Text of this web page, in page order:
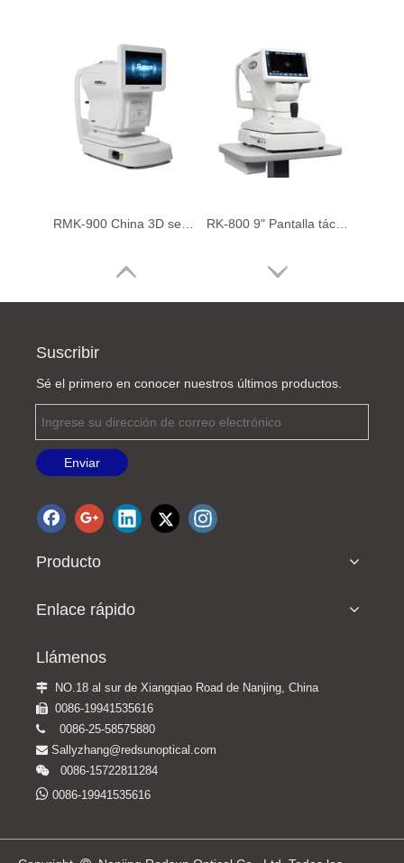
FA-100china, gran oferta, oftálmico, pantalla táctil de 10,4 pulgadas, seguimiento 3D, referencia automática/queratómetro, refractómetro, queratómetro
Suscribir
Sé el primero en conocer nuestros últimos productos.
Enviar
Producto
Enlace rápido
Llámenos
 NO.18 al sur de Xiangqiao Road de Nanjing, China
 0086-19941535616
 0086-25-58575880
 Sallyzhang@redsunoptical.com
 0086-15722811284
 0086-19941535616